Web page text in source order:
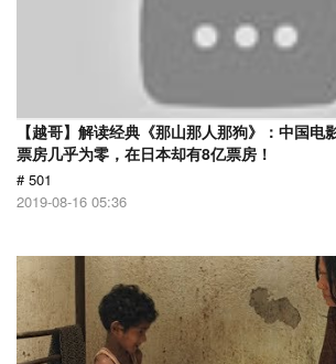
【越哥】解读经典《那山那人那狗》：中国电
票房几乎为零，在日本却有8亿票房！
# 501
2019-08-16 05:36